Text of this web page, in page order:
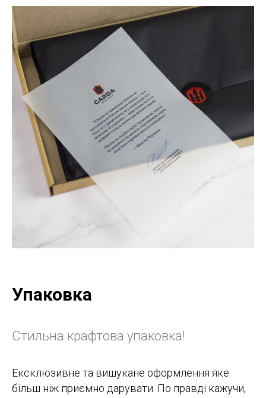
Упаковка
Стильна крафтова упаковка!
Ексклюзивне та вишукане оформлення яке
більш ніж приємно дарувати. По правді кажучи,